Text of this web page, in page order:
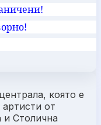
която е
от
и Столична